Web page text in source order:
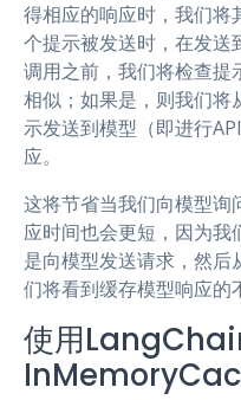
得相应的响应时，我们将
个提示被发送时，在发送
调用之前，我们将检查提
相似；如果是，则我们将
示发送到模型（即进行
应。
这将节省当我们向模型询
应时间也会更短，因为我
是向模型发送请求，然
们将看到缓存模型响应的
使用